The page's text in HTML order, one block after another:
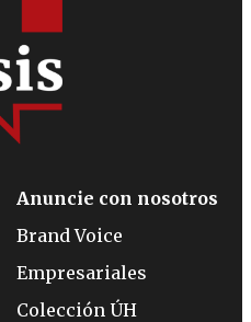
Anuncie con nosotros
Brand Voice
Empresariales
Colección ÚH